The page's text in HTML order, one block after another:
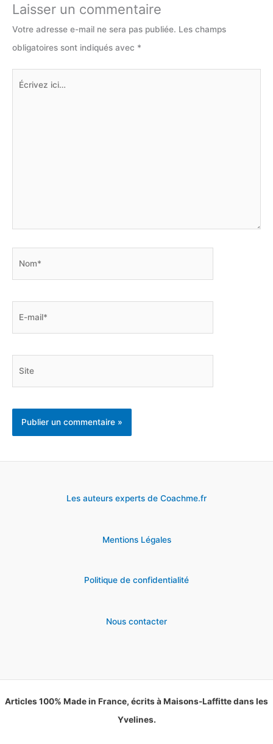
Laisser un commentaire
Votre adresse e-mail ne sera pas publiée. Les champs
obligatoires sont indiqués avec *
Les auteurs experts de Coachme.fr
Mentions Légales
Politique de confidentialité
Nous contacter
Articles 100% Made in France, écrits à Maisons-Laffitte dans les
Yvelines.